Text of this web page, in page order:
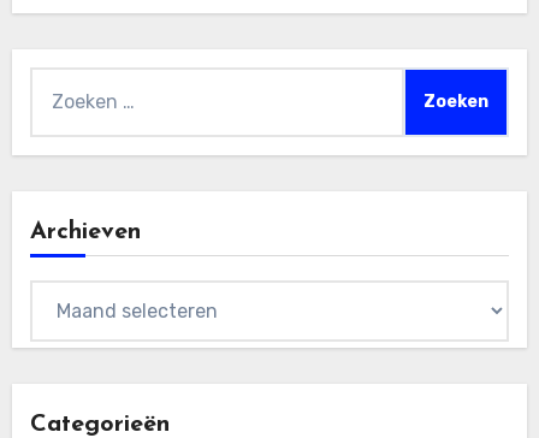
naar:
Archieven
Categorieën